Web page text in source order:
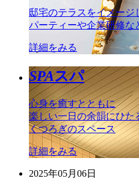
邸宅のテラスをイメージ
パーティーや企業研修な
詳細をみる
SPAスパ
心身を癒すとともに
楽しい一日の余韻にひた
くつろぎのスペース
詳細をみる
2025年05月06日